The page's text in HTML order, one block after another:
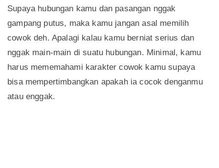
Supaya hubungan kamu dan pasangan nggak
gampang putus, maka kamu jangan asal memilih
cowok deh. Apalagi kalau kamu berniat serius dan
nggak main-main di suatu hubungan. Minimal, kamu
harus mememahami karakter cowok kamu supaya
bisa mempertimbangkan apakah ia cocok denganmu
atau enggak.